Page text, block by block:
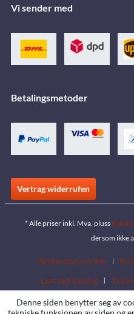
Vi sender med
Betalingsmetoder
Vertrag widerrufen
* Alle priser inkl. Mva. pluss
dersom ikke
Nedlastingsområde
Last ned katalog
Ta
Denne siden benytter seg av